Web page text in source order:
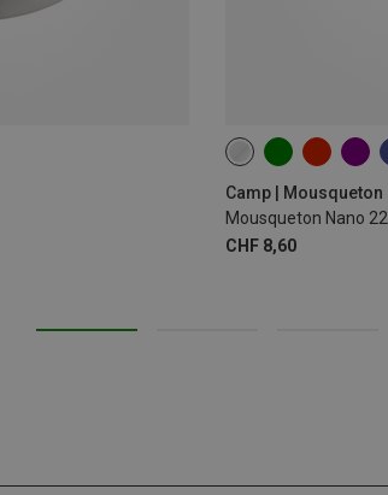
Camp | Mousqueton
Mousqueton Nano 22
CHF 8,60